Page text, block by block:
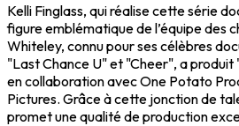
Kelli Finglass, qui réalise cette série
figure emblématique de l’équipe des
Whiteley, connu pour ses célèbres
"Last Chance U" et "Cheer", a
en collaboration avec One Potato
Pictures. Grâce à cette jonction de
promet une qualité de production